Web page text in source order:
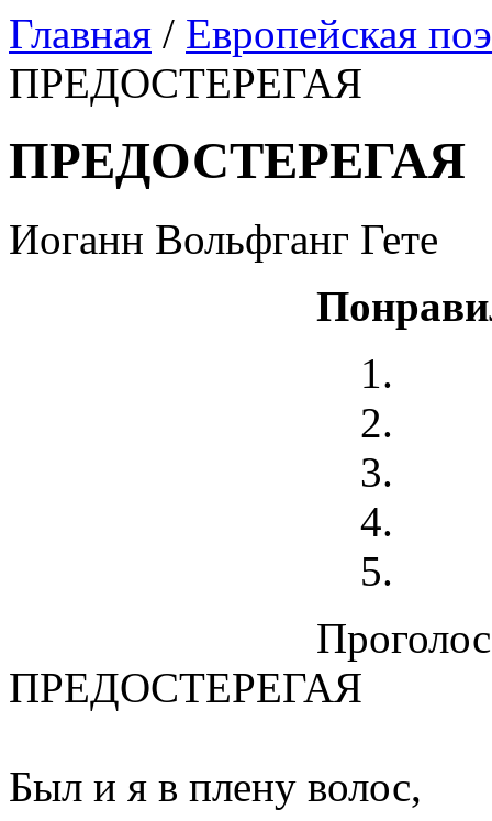
Главная / Европейская
ПРЕДОСТЕРЕГАЯ
ПРЕДОСТЕРЕГАЯ
Иоганн Вольфганг Гете
ПРЕДОСТЕРЕГАЯ
Был и я в плену волос,